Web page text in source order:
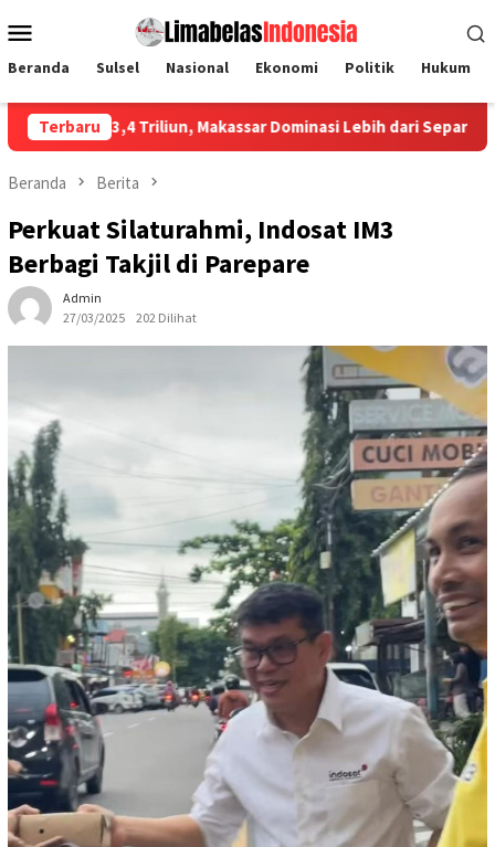
ke
Mobile
Beranda Sulsel Nasional Ekonomi Politik Hukum
Terbaru
Makassar Dominasi Lebih dari Separuh Jalan
Beranda Berita
Perkuat Silaturahmi, Indosat IM3
Berbagi Takjil di Parepare
Admin
27/03/2025
202 Dilihat